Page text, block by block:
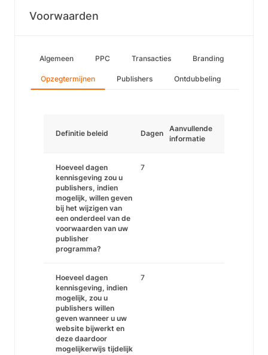
Voorwaarden
Algemeen PPC Transacties Branding
Opzegtermijnen Publishers Ontdubbeling
Definitie beleid Dagen
Aanvullende
informatie
Hoeveel dagen
kennisgeving zou u
publishers, indien
mogelijk, willen geven
bij het wijzigen van
een onderdeel van de
voorwaarden van uw
publisher
programma?
7
Hoeveel dagen
kennisgeving, indien
mogelijk, zou u
publishers willen
geven wanneer u uw
website bijwerkt en
deze daardoor
mogelijkerwijs tijdelijk
7